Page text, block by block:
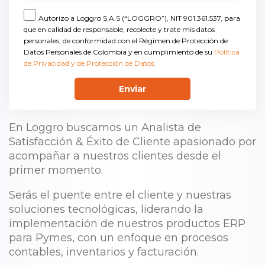
En Loggro buscamos un Analista de
Satisfacción & Éxito de Cliente apasionado por
acompañar a nuestros clientes desde el
primer momento.
Serás el puente entre el cliente y nuestras
soluciones tecnológicas, liderando la
implementación de nuestros productos ERP
para Pymes, con un enfoque en procesos
contables, inventarios y facturación.
Autorizo a Loggro S.A.S (“LOGGRO”), NIT 901.361.537, para
que en calidad de responsable, recolecte y trate mis datos
personales, de conformidad con el Régimen de Protección de
Datos Personales de Colombia y en cumplimiento de su Política
de Privacidad y de Protección de Datos
Enviar